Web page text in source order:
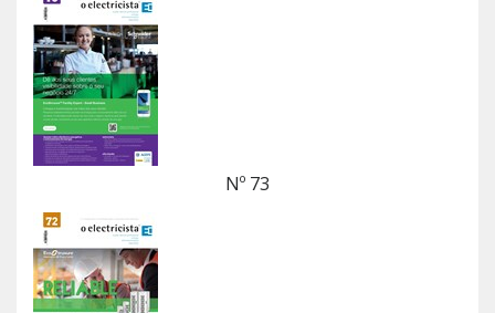
Nº 73